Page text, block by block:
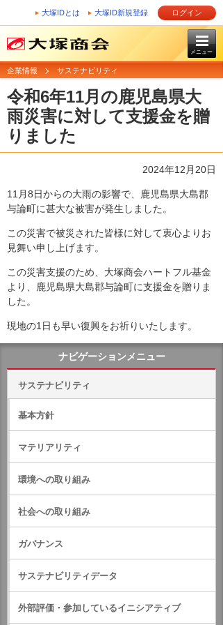
大塚IDとは 大塚ID新規登録 ログイン
メニュー
企業情報 サステナビリティ
令和6年11月の鹿児島県大
雨災害に対して支援金を贈
りました
2024年12月20日
11月8日からの大雨の影響で、鹿児島県大島郡
与論町に甚大な被害が発生しました。
この災害で被災された皆様に対して衷心よりお
見舞い申し上げます。
この災害支援のため、大塚商会ハートフル基金
より、鹿児島県大島郡与論町に支援金を贈りま
した。
現地の1日も早い復興をお祈りいたします。
ナビゲーションメニュー
サステナビリティ
基本方針
マテリアリティ
環境への取り組み
社会への取り組み
ガバナンス
サステナビリティデータ
外部評価・参加しているイニシアティブ